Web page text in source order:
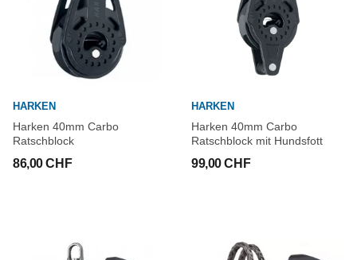
HARKEN
Harken 40mm Carbo
Ratschblock
86,00 CHF
HARKEN
Harken 40mm Carbo
Ratschblock mit Hundsfott
99,00 CHF